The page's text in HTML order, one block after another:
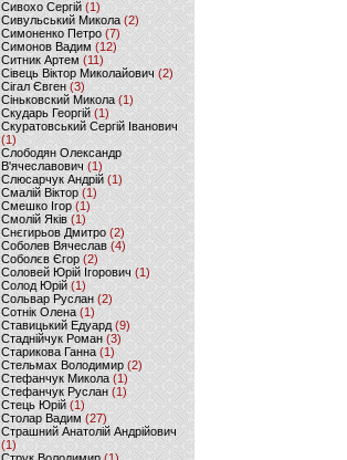
Сивохо Сергій(1)
Сивульський Микола(2)
Симоненко Петро(7)
Симонов Вадим (12)
Ситник Артем(11)
Сівець Віктор Миколайович(2)
Сігал Євген (3)
Сіньковский Микола(1)
Скударь Георгій (1)
Скуратовський Сергій Іванович
(1)
Слободян Олександр
В'ячеславович(1)
Слюсарчук Андрій(1)
Смалій Віктор (1)
Смешко Ігор (1)
Смолій Яків (1)
Снєгирьов Дмитро (2)
Соболев Вячеслав (4)
Соболєв Єгор(2)
Соловей Юрій Ігорович (1)
Солод Юрій (1)
Сольвар Руслан (2)
Сотнік Олена(1)
Ставицький Едуард (9)
Стаднійчук Роман(3)
Старикова Ганна (1)
Стельмах Володимир(2)
Стефанчук Микола (1)
Стефанчук Руслан (1)
Стець Юрій (1)
Столар Вадим(27)
Страшний Анатолій Андрійович
(1)